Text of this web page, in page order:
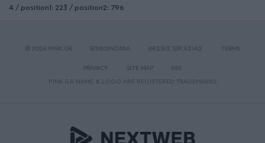
4 / position1: 223 / position2: 796
© 2026 PINK.GR ΕΠΙΚΟΙΝΩΝΙΑ ΘΕΣΕΙΣ ΕΡΓΑΣΙΑΣ TERMS
PRIVACY SITE MAP
RSS
PINK.GR NAME & LOGO ARE REGISTERED TRADEMARKS